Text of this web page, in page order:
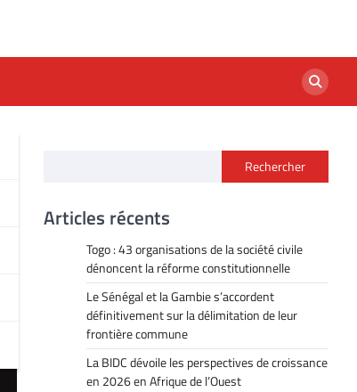
Rechercher
Articles récents
Togo : 43 organisations de la société civile
dénoncent la réforme constitutionnelle
Le Sénégal et la Gambie s’accordent
définitivement sur la délimitation de leur
frontière commune
La BIDC dévoile les perspectives de croissance
en 2026 en Afrique de l’Ouest